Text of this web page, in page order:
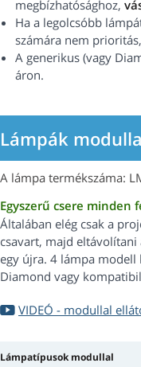
megbízhatósághoz,
Ha a legolcsóbb
számára nem
A generikus (vagy
áron.
Lámpák
A lámpa termékszáma:
Egyszerű csere minden
Általában elég csak a
csavart, majd
egy újra. 4 lámpa modell
Diamond vagy
VIDEÓ - modullal
Lámpatípusok modullal